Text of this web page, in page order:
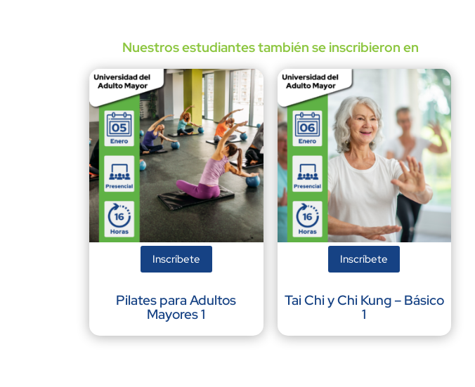
Nuestros estudiantes también se inscribieron en
Inscríbete
Pilates para Adultos
Mayores 1
Inscríbete
Tai Chi y Chi Kung – Básico
1